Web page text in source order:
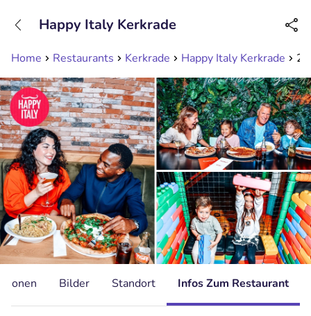
Erreichbar bis 23:00 Uhr (max 0,09€/Min)
Home Restaurants Kerkrade Happy Italy Kerkrade 2-
Happy Italy Kerkrade
Bilder Standort Infos Zum Restaurant